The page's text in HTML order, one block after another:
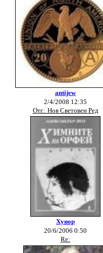
antijew
2/4/2008 12:35
Отг.: Нов Световен Ред
Хунор
20/6/2006 0:50
Re: